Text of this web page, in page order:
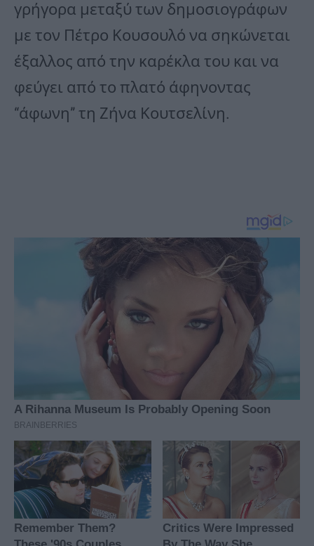
γρήγορα μεταξύ των δημοσιογράφων
με τον Πέτρο Κουσουλό να σηκώνεται
έξαλλος από την καρέκλα του και να
φεύγει από το πλατό άφηνοντας
“άφωνη” τη Ζήνα Κουτσελίνη.